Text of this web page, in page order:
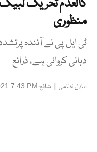
کالعدم تحریک
منظوری
ٹی ایل پی نے آئندہ
دہانی کروائی ہے، ذرائع
عادل نظامی | شائع 7:43 PM